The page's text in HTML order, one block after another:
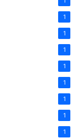
1
1
1
1
1
1
1
1